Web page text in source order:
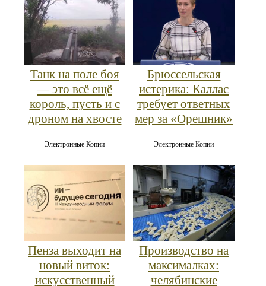
Танк на поле боя
— это всё ещё
король, пусть и с
дроном на хвосте
Электронные Копии
Брюссельская
истерика: Каллас
требует ответных
мер за «Орешник»
Электронные Копии
Пенза выходит на
новый виток:
искусственный
Производство на
максималках:
челябинские